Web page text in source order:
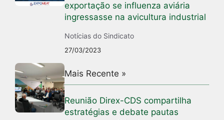
exportação se influenza aviária
ingressasse na avicultura industrial
Notícias do Sindicato
27/03/2023
Mais Recente »
Reunião Direx-CDS compartilha
estratégias e debate pautas